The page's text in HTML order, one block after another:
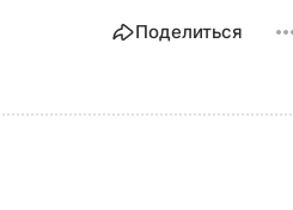
Поделиться